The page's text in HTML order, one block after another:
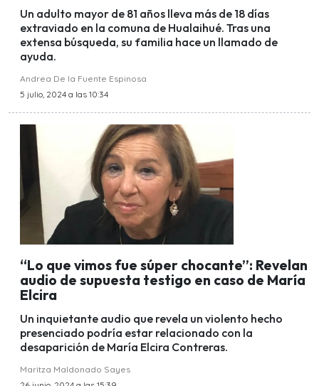
Un adulto mayor de 81 años lleva más de 18 días
extraviado en la comuna de Hualaihué. Tras una
extensa búsqueda, su familia hace un llamado de
ayuda.
Andrea De la Fuente Espinosa
5 julio, 2024 a las 10:34
“Lo que vimos fue súper chocante”: Revelan
audio de supuesta testigo en caso de María
Elcira
Un inquietante audio que revela un violento hecho
presenciado podría estar relacionado con la
desaparición de María Elcira Contreras.
Maritza Maldonado Sayes